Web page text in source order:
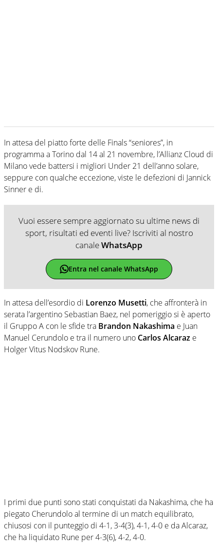
In attesa del piatto forte delle Finals “seniores”, in
programma a Torino dal 14 al 21 novembre, l’Allianz Cloud di
Milano vede battersi i migliori Under 21 dell’anno solare,
seppure con qualche eccezione, viste le defezioni di Jannick
Sinner e di.
Vuoi essere sempre aggiornato su ultime news di
sport, risultati ed eventi live? Iscriviti al nostro
canaleWhatsApp
Entra nel canale WhatsApp
In attesa dell’esordio di Lorenzo Musetti, che affronterà in
serata l’argentino Sebastian Baez, nel pomeriggio si è aperto
il Gruppo A con le sfide tra Brandon Nakashima e Juan
Manuel Cerundolo e tra il numero uno Carlos Alcaraz e
Holger Vitus Nodskov Rune.
I primi due punti sono stati conquistati da Nakashima, che ha
piegato Cherundolo al termine di un match equilibrato,
chiusosi con il punteggio di 4-1, 3-4(3), 4-1, 4-0 e da Alcaraz,
che ha liquidato Rune per 4-3(6), 4-2, 4-0.